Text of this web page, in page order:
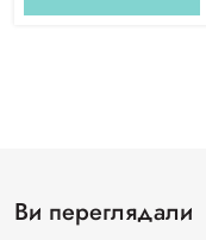
Ви переглядали